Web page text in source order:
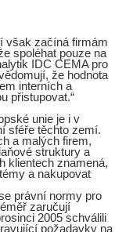
však začíná firmám
spoléhat pouze na
IDC CEMA pro
že hodnota
interních a
přistupovat.“
unie je i v
sféře těchto zemí.
a malých firem,
struktury a
klientech znamená,
a nakupovat
právní normy pro
zaručují
2005 schválili
požadavky na